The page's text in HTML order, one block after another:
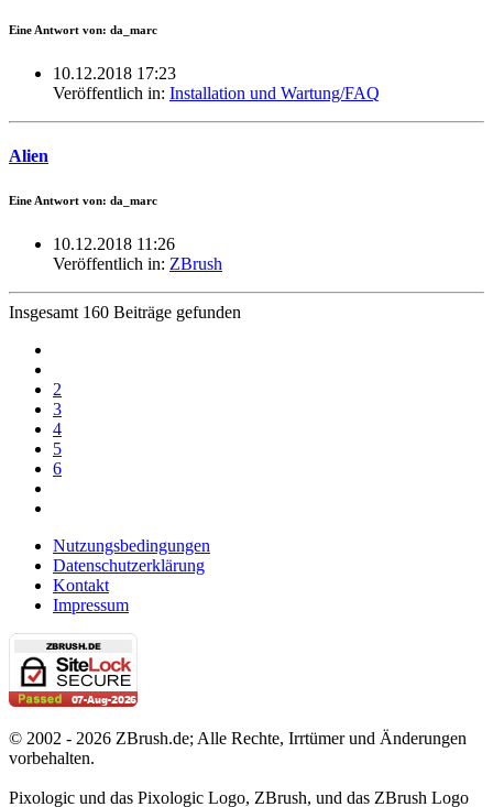
Eine Antwort von: da_marc
10.12.2018 17:23
Veröffentlich in: Installation und Wartung/FAQ
Alien
Eine Antwort von: da_marc
10.12.2018 11:26
Veröffentlich in: ZBrush
Insgesamt 160 Beiträge gefunden
2
3
4
5
6
Nutzungsbedingungen
Datenschutzerklärung
Kontakt
Impressum
© 2002 - 2026 ZBrush.de; Alle Rechte, Irrtümer und Änderungen
vorbehalten.
Pixologic und das Pixologic Logo, ZBrush, und das ZBrush Logo